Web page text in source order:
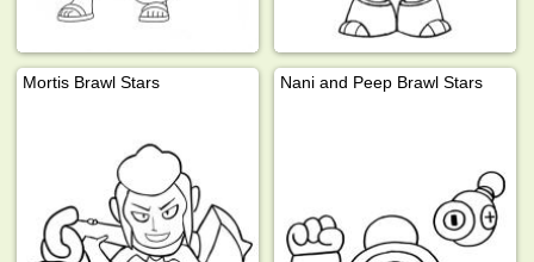
Mortis Brawl Stars Nani and Peep Brawl Stars